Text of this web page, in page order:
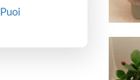
Puoi